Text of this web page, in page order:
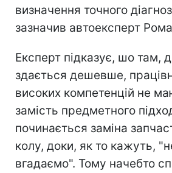
визначення точного
зазначив автоексперт
Експерт підказує, шо там,
здається дешевше,
високих компетенцій не
замість предметного
починається заміна
колу, доки, як то кажуть,
вгадаємо". Тому начебто